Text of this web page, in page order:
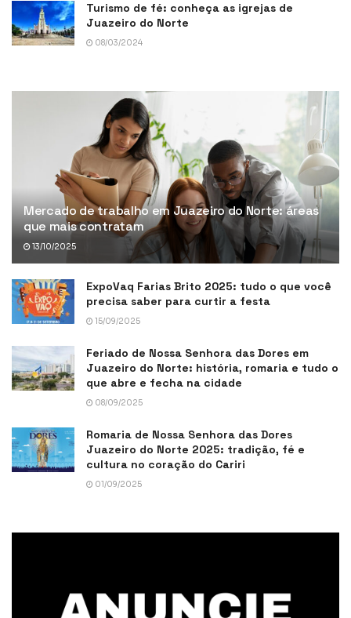
Turismo de fé: conheça as igrejas de
Juazeiro do Norte
08/03/2024
Mercado de trabalho em Juazeiro do Norte: áreas
que mais contratam
13/10/2025
ExpoVaq Farias Brito 2025: tudo o que você
precisa saber para curtir a festa
15/09/2025
Feriado de Nossa Senhora das Dores em
Juazeiro do Norte: história, romaria e tudo o
que abre e fecha na cidade
08/09/2025
Romaria de Nossa Senhora das Dores
Juazeiro do Norte 2025: tradição, fé e
cultura no coração do Cariri
01/09/2025